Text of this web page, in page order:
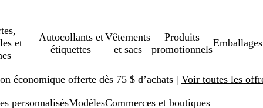
et
Autocollants et
étiquettes
Vêtements
et sacs
Produits
promotionnels
Emballages
économique offerte dès 75 $ d’achats | Voir toutes les
personnalisésModèlesCommerces et boutiques